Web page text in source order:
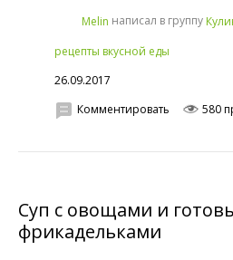
Melin написал в группу
рецепты вкусной еды
26.09.2017
Комментировать
580
Суп с овощами и
фрикадельками